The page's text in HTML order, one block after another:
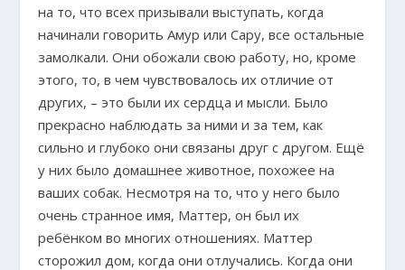
на то, что всех призывали выступать, когда
начинали говорить Амур или Сару, все остальные
замолкали. Они обожали свою работу, но, кроме
этого, то, в чем чувствовалось их отличие от
других, – это были их сердца и мысли. Было
прекрасно наблюдать за ними и за тем, как
сильно и глубоко они связаны друг с другом. Ещё
у них было домашнее животное, похожее на
ваших собак. Несмотря на то, что у него было
очень странное имя, Маттер, он был их
ребёнком во многих отношениях. Маттер
сторожил дом, когда они отлучались. Когда они